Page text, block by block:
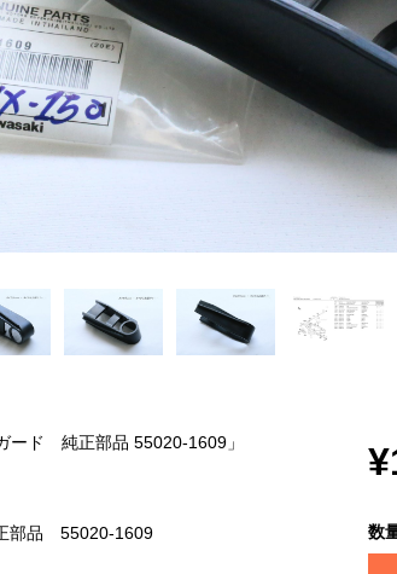
ード 純正部品 55020-1609」
部品 55020-1609
数